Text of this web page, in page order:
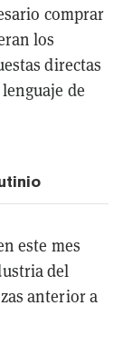
comprar
los
directas
de
este mes
del
anterior a